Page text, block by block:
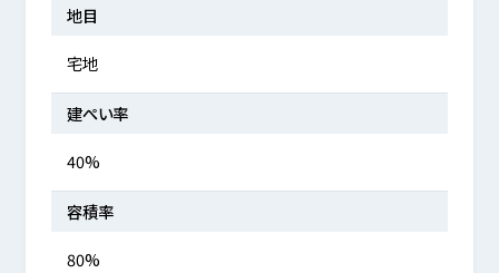
地目
宅地
建ぺい率
40%
容積率
80%